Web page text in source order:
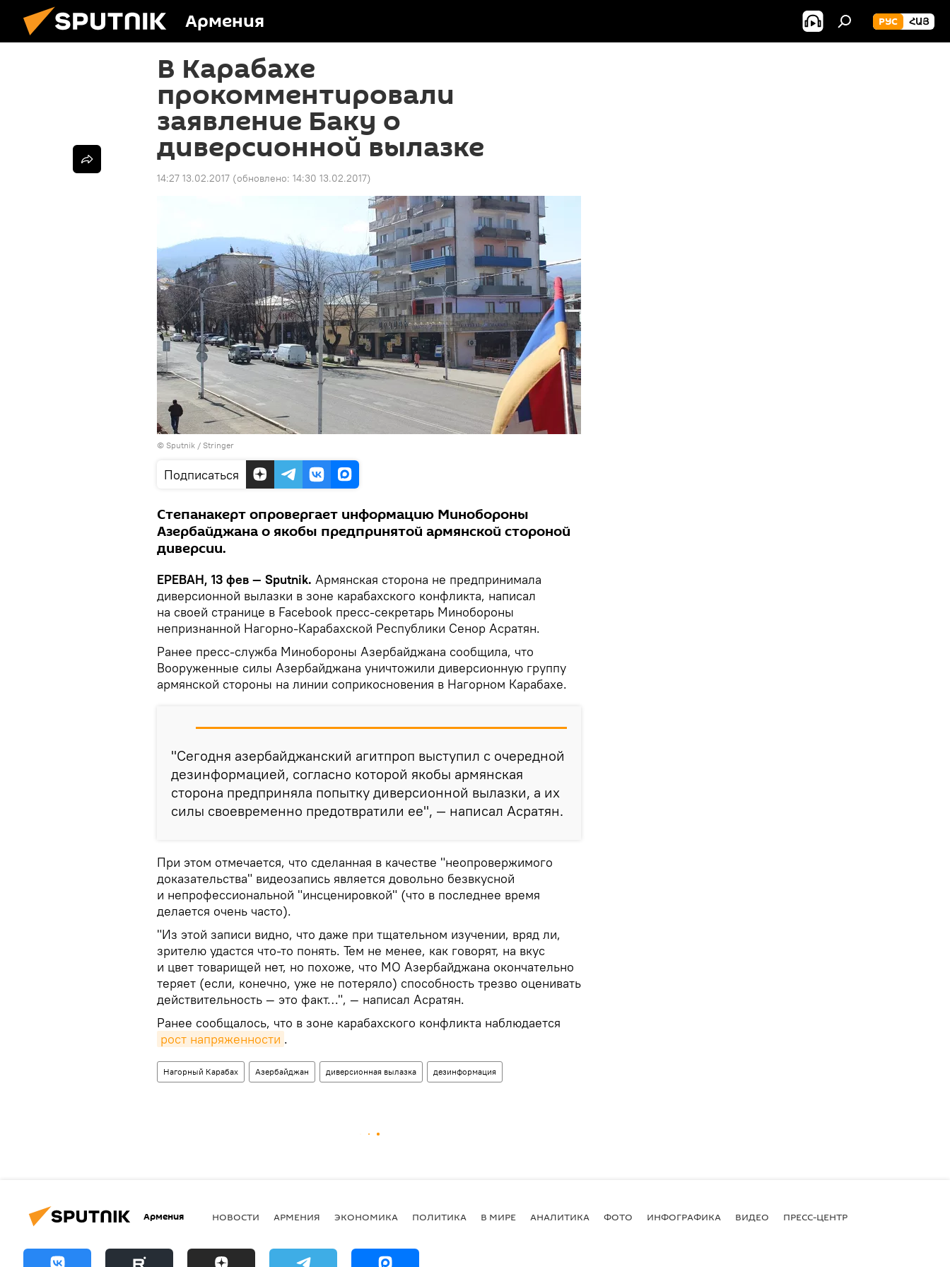
Армения РУС ՀԱՅ
В Карабахе
прокомментировали
заявление Баку о
диверсионной вылазке
14:27 13.02.2017 (обновлено: 14:30 13.02.2017)
© Sputnik / Stringer
Подписаться
Степанакерт опровергает информацию Минобороны
Азербайджана о якобы предпринятой армянской стороной
диверсии.
ЕРЕВАН, 13 фев — Sputnik. Армянская сторона не предпринимала
диверсионной вылазки в зоне карабахского конфликта, написал
на своей странице в Facebook пресс-секретарь Минобороны
непризнанной Нагорно-Карабахской Республики Сенор Асратян.
Ранее пресс-служба Минобороны Азербайджана сообщила, что
Вооруженные силы Азербайджана уничтожили диверсионную группу
армянской стороны на линии соприкосновения в Нагорном Карабахе.
"Сегодня азербайджанский агитпроп выступил с очередной
дезинформацией, согласно которой якобы армянская
сторона предприняла попытку диверсионной вылазки, а их
силы своевременно предотвратили ее", — написал Асратян.
При этом отмечается, что сделанная в качестве "неопровержимого
доказательства" видеозапись является довольно безвкусной
и непрофессиональной "инсценировкой" (что в последнее время
делается очень часто).
"Из этой записи видно, что даже при тщательном изучении, вряд ли,
зрителю удастся что-то понять. Тем не менее, как говорят, на вкус
и цвет товарищей нет, но похоже, что МО Азербайджана окончательно
теряет (если, конечно, уже не потеряло) способность трезво оценивать
действительность — это факт…", — написал Асратян.
Ранее сообщалось, что в зоне карабахского конфликта наблюдается
рост напряженности .
Нагорный Карабах Азербайджан диверсионная вылазка дезинформация
Армения НОВОСТИ АРМЕНИЯ ЭКОНОМИКА ПОЛИТИКА В МИРЕ АНАЛИТИКА ФОТО ИНФОГРАФИКА ВИДЕО ПРЕСС-ЦЕНТР